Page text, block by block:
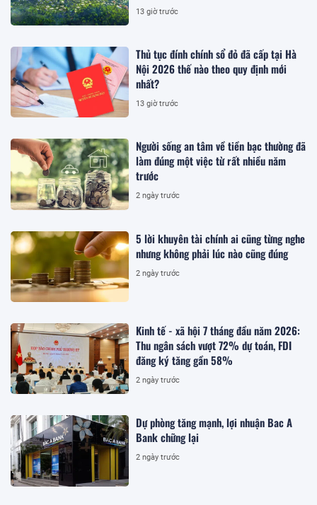
13 giờ trước
Thủ tục đính chính sổ đỏ đã cấp tại Hà
Nội 2026 thế nào theo quy định mới
nhất?
13 giờ trước
Người sống an tâm về tiền bạc thường đã
làm đúng một việc từ rất nhiều năm
trước
2 ngày trước
5 lời khuyên tài chính ai cũng từng nghe
nhưng không phải lúc nào cũng đúng
2 ngày trước
Kinh tế - xã hội 7 tháng đầu năm 2026:
Thu ngân sách vượt 72% dự toán, FDI
đăng ký tăng gần 58%
2 ngày trước
Dự phòng tăng mạnh, lợi nhuận Bac A
Bank chững lại
2 ngày trước